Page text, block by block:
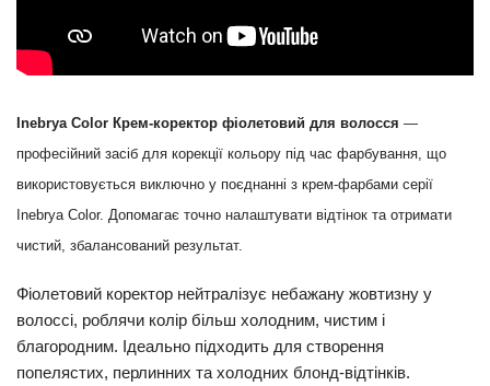
Inebrya Color Крем-коректор фіолетовий для волосся —
професійний засіб для корекції кольору під час фарбування, що
використовується виключно у поєднанні з крем-фарбами серії
Inebrya Color. Допомагає точно налаштувати відтінок та отримати
чистий, збалансований результат.
Фіолетовий коректор нейтралізує небажану жовтизну у
волоссі, роблячи колір більш холодним, чистим і
благородним. Ідеально підходить для створення
попелястих, перлинних та холодних блонд-відтінків.